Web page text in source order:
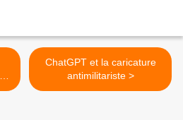
ChatGPT et la caricature
antimilitariste >